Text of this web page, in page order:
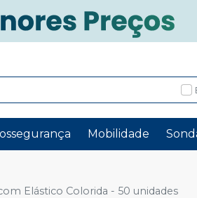
Mobilidade
Elástico Colorida - 50 unidades